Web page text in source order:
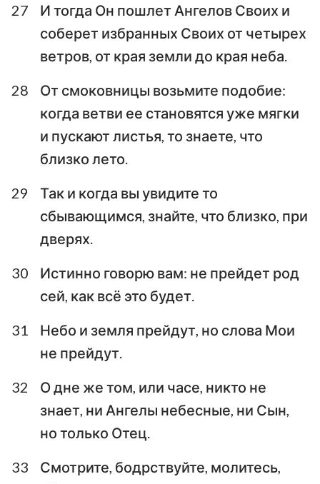
27
И тогда Он пошлет Ангелов Своих и
соберет избранных Своих от четырех
ветров, от края земли до края неба.
28
От смоковницы возьмите подобие:
когда ветви ее становятся уже мягки
и пускают листья, то знаете, что
близко лето.
29
Так и когда вы увидите то
сбывающимся, знайте, что близко, при
дверях.
30
Истинно говорю вам: не прейдет род
сей, как всё это будет.
31
Небо и земля прейдут, но слова Мои
не прейдут.
32
О дне же том, или часе, никто не
знает, ни Ангелы небесные, ни Сын,
но только Отец.
33
Смотрите, бодрствуйте, молитесь,